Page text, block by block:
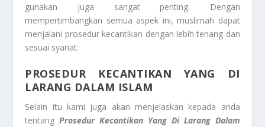
gunakan juga sangat penting. Dengan
mempertimbangkan semua aspek ini, muslimah dapat
menjalani prosedur kecantikan dengan lebih tenang dan
sesuai syariat.
PROSEDUR KECANTIKAN YANG DI
LARANG DALAM ISLAM
Selain itu kami juga akan menjelaskan kepada anda
tentangProsedur Kecantikan Yang Di Larang Dalam